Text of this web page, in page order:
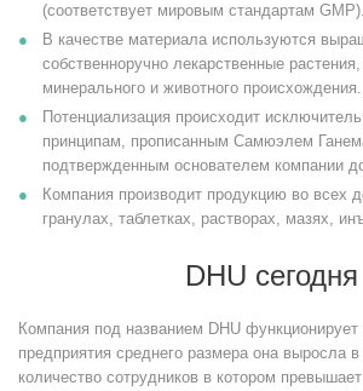
(соответствует мировым стандартам GMP).
В качестве материала используются
собственноручно лекарственные
минерального и животного происхождения.
Потенциализация происходит
принципам, прописанным Самюэлем
подтвержденным основателем компании
Компания производит продукцию во всех
гранулах, таблетках, растворах, мазях,
DHU сегодня
Компания под названием DHU функционирует
предприятия среднего размера она выросла
количество сотрудников в котором